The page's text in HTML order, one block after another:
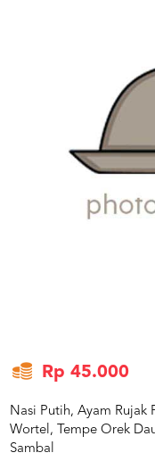
Rp 45.000
Nasi Putih, Ayam Rujak
Wortel, Tempe Orek
Sambal